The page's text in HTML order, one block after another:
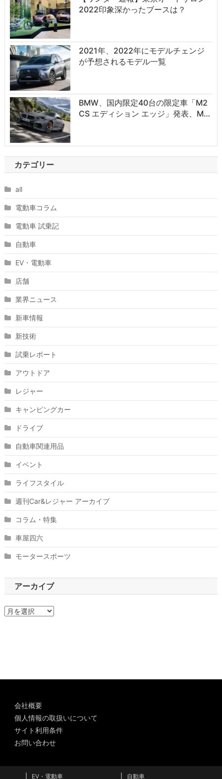
2022印象深かったブースは？
2021年、2022年にモデルチェンジ
が予想されるモデル一覧
BMW、国内限定40台の限定車「M2
CS エディション エッジ」発表、M…
カテゴリー
all
電動車コラム
電動車 試乗記
自動車
EV・電動車
店舗
業界ニュース
新車情報
新技術
試乗レポート
アウトドア
レジャー
キャンピングカー
ドライブ
自動車関連用品
イベント
ライフスタイル
週刊Car&レジャー アーカイブ
コラム・特集
車屋四六
モータースポーツ
アーカイブ
ア
会社概要
個人情報の取扱いについて
サイト利用条件
お問い合わせ
EV・電動車 自動車